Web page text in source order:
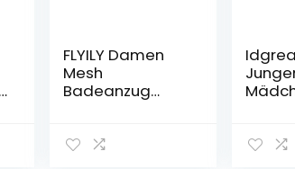
FLYILY Damen
Mesh
Badeanzug
Elegantes